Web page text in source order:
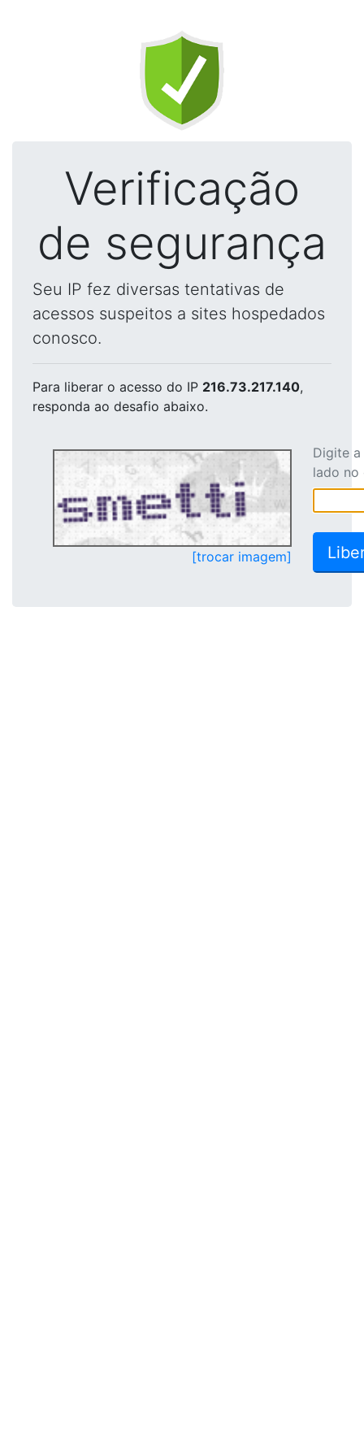
Verificação
de segurança
Seu IP fez diversas tentativas de
acessos suspeitos a sites hospedados
conosco.
Para liberar o acesso do IP 216.73.217.140,
responda ao desafio abaixo.
[trocar imagem]
Digite
lado no